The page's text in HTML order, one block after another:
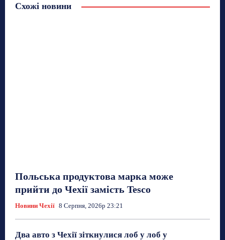
Схожі новини
Польська продуктова марка може
прийти до Чехії замість Tesco
Новини Чехії 8 Серпня, 2026р 23:21
Два авто з Чехії зіткнулися лоб у лоб у